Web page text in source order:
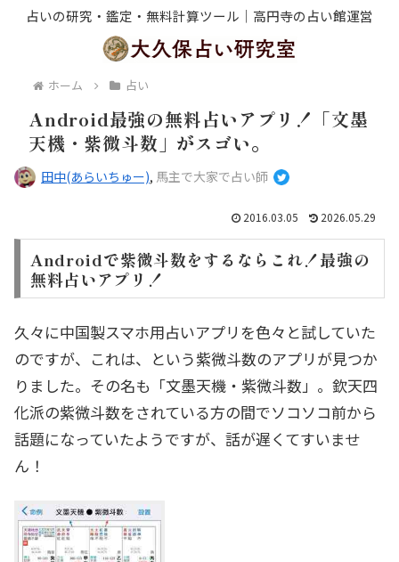
占いの研究・鑑定・無料計算ツール｜高円寺の占い館運営
ホーム 占い
Android最強の無料占いアプリ！「文墨
天機・紫微斗数」がスゴい。
田中(あらいちゅー), 馬主で大家で占い師
2016.03.05 2026.05.29
Androidで紫微斗数をするならこれ！最強の
無料占いアプリ！
久々に中国製スマホ用占いアプリを色々と試していた
のですが、これは、という紫微斗数のアプリが見つか
りました。その名も「文墨天機・紫微斗数」。欽天四
化派の紫微斗数をされている方の間でソコソコ前から
話題になっていたようですが、話が遅くてすいませ
ん！